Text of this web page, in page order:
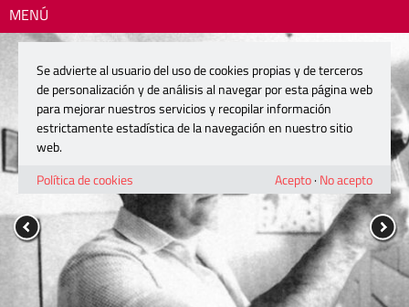
MENÚ
Se advierte al usuario del uso de cookies propias y de terceros
de personalización y de análisis al navegar por esta página web
para mejorar nuestros servicios y recopilar información
estrictamente estadística de la navegación en nuestro sitio
web.
Política de cookies
Acepto· No acepto